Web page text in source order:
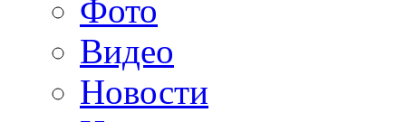
Фото
Видео
Новости